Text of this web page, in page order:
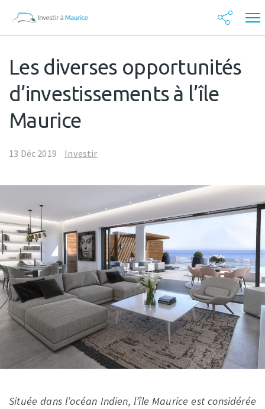
Les diverses opportunités
d’investissements à l’île
Maurice
13 Déc 2019 Investir
Située dans l’océan Indien, l’île Maurice est considérée